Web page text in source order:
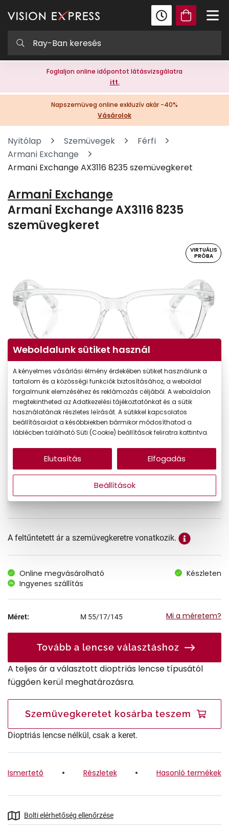
Foglaljon online időpontot látásvizsgálatra
itt.
Napszemüveg online exkluzív akár -40%
Vásárolok
Nyitólap Szemüvegek
Férfi
Armani Exchange
Armani Exchange AX3116 8235 szemüvegkeret
Armani Exchange
Armani Exchange AX3116 8235
szemüvegkeret
VIRTUÁLIS
PRÓBA
Virtuális próba
A feltűntetett ár a szemüvegkeretre vonatkozik.
Online megvásárolható
Készleten
Ingyenes szállítás
Méret: M 55/17/145 Mi a méretem?
Tovább a lencse választáshoz
A teljes ár a választott dioptriás lencse típusától
függően kerül meghatározásra.
Szemüvegkeretet kosárba teszem
Dioptriás lencse nélkül, csak a keret.
Ismertető Részletek Hasonló termékek
Bolti elérhetőség ellenőrzése
Weboldalunk sütiket használ
A kényelmes vásárlási élmény érdekében sütiket használunk a
tartalom és a közösségi funkciók biztosításához, a weboldal
forgalmunk elemzéséhez és reklámozás céljából. A weboldalon
megtekintheted az Adatkezelési tájékoztatónkat és a sütik
használatának részletes leírását. A sütikkel kapcsolatos
beállításaidat a későbbiekben bármikor módosíthatod a
láblécben található Süti (Cookie) beállítások feliratra kattintva.
Beállítások
Elutasítás Elfogadás